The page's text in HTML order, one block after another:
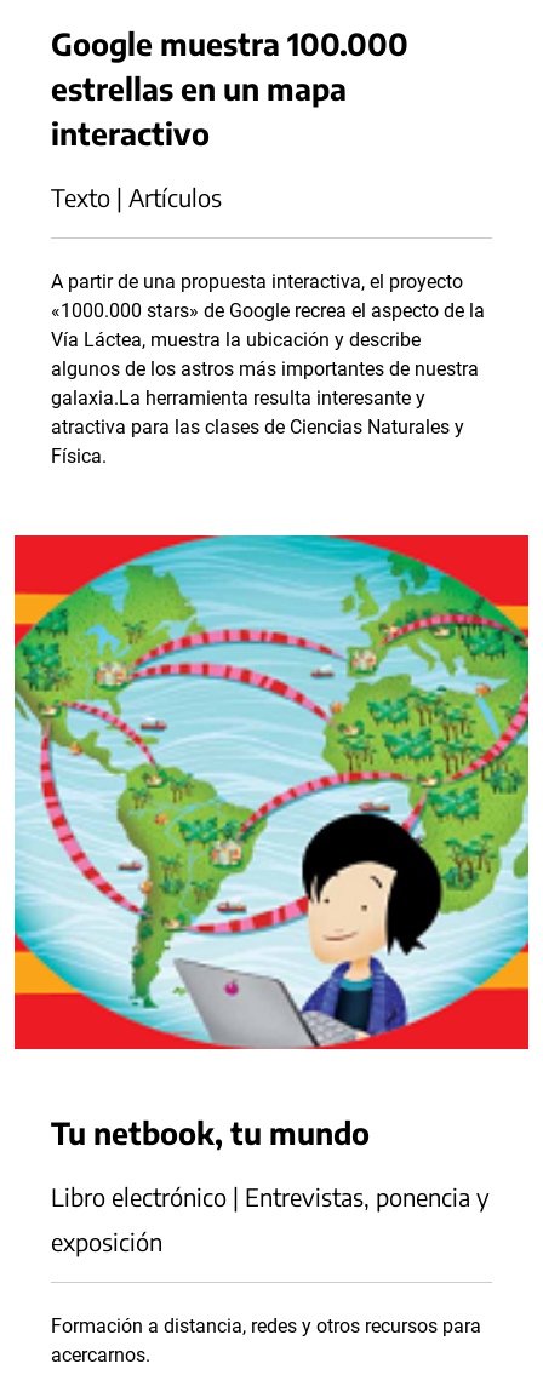
Google muestra 100.000
estrellas en un mapa
interactivo
Texto | Artículos
A partir de una propuesta interactiva, el proyecto
«1000.000 stars» de Google recrea el aspecto de la
Vía Láctea, muestra la ubicación y describe
algunos de los astros más importantes de nuestra
galaxia.La herramienta resulta interesante y
atractiva para las clases de Ciencias Naturales y
Física.
Tu netbook, tu mundo
Libro electrónico | Entrevistas, ponencia y
exposición
Formación a distancia, redes y otros recursos para
acercarnos.